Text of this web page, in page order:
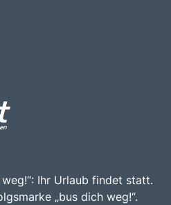
Ihr Urlaub findet statt.
„bus dich weg!“.